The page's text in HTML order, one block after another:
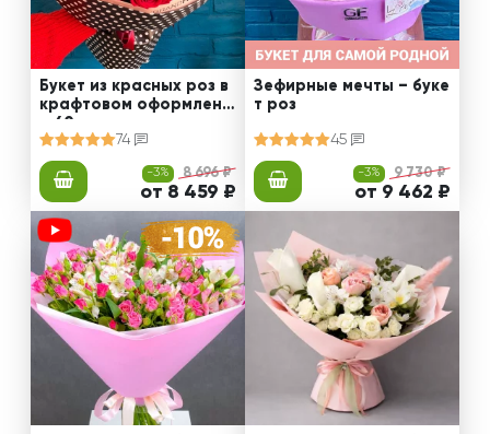
Букет из красных роз в
крафтовом оформлени
и 60 см
74
-3% 8 696 ₽
от 8 459 ₽
Зефирные мечты – буке
т роз
45
-3% 9 730 ₽
от 9 462 ₽